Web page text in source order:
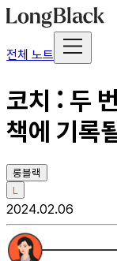
전체 노트
코치 : 두
책에 기록
롱블랙
L
2024.02.06